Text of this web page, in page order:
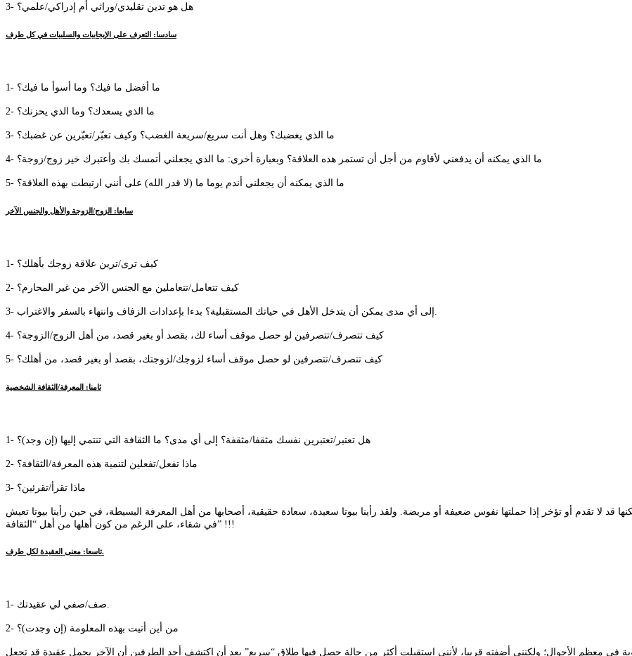
3- هل هو تدين تقليدي/وراثي أم إدراكي/علمي؟
سادسا: التعرف على الإيجابيات والسلبيات في كل طرف
1- ما أفضل ما فيك؟ وما أسوأ ما فيك؟
2- ما الذي يسعدك؟ وما الذي يحزنك؟
3- ما الذي يغضبك؟ وهل أنت سريع/سريعة الغضب؟ وكيف تعبّر/تعبّرين عن غضبك؟
4- ما الذي يمكنه أن يدفعني لأقاوم من أجل أن تستمر هذه العلاقة؟ وبعبارة أخرى: ما الذي يجعلني أتمسك بك وأعتبرك خير زوج/زوجة؟
5- ما الذي يمكنه أن يجعلني أندم يوما ما (لا قدر الله) على أنني ارتبطت بهذه العلاقة؟
سابعا: الزوج/الزوجة والأهل والجنس الآخر
1- كيف ترى/ترين علاقة زوجك بأهلك؟
2- كيف تتعامل/تتعاملين مع الجنس الآخر من غير المحارم؟
4- كيف تتصرف/تتصرفين لو حصل موقف أساء لك، بقصد أو بغير قصد، من أهل الزوج/الزوجة؟
5- كيف تتصرف/تتصرفين لو حصل موقف أساء لزوجك/لزوجتك، بقصد أو بغير قصد، من أهلك؟
ثامنا: المعرفة/الثقافة الشخصية
1- هل تعتبر/تعتبرين نفسك مثقفا/مثقفة؟ إلى أي مدى؟ ما الثقافة التي تنتمي إليها (إن وجد)؟
2- ماذا تفعل/تفعلين لتنمية هذه المعرفة/الثقافة؟
3- ماذا تقرأ/تقرئين؟
قد لا تقدم أو تؤخر إذا حملتها نفوس ضعيفة أو مريضة. ولقد رأينا بيوتا سعيدة، سعادة حقيقية، أصحابها من أهل المعرفة البسيطة، في حين رأينا بيوتا تعيش
في شقاء، على الرغم من كون أهلها من أهل “الثقافة” !!!
تاسعا: معنى العقيدة لكل طرف.
1- صف/صفي لي عقيدتك.
2- من أين أتيت بهذه المعلومة (إن وجدت)؟
في معظم الأحوال؛ ولكنني أضفته قريبا، لأنني استقبلت أكثر من حالة حصل فيها طلاق “سريع” بعد أن اكتشف أحد الطرفين أن الآخر يحمل عقيدة قد تجعل